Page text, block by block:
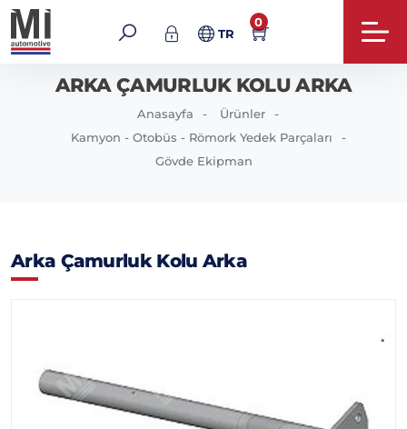
TR
0
ARKA ÇAMURLUK KOLU ARKA
Anasayfa
Ürünler
Kamyon - Otobüs - Römork Yedek Parçaları
Gövde Ekipman
Arka Çamurluk Kolu Arka